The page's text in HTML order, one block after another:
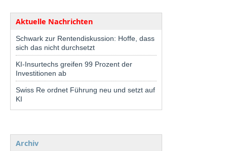
Aktuelle Nachrichten
Schwark zur Rentendiskussion: Hoffe, dass
sich das nicht durchsetzt
KI-Insurtechs greifen 99 Prozent der
Investitionen ab
Swiss Re ordnet Führung neu und setzt auf
KI
Archiv